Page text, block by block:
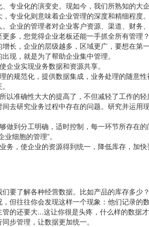
专业化的演变史。现如今，我们所熟知的大
专业化则意味着企业管理的深度和精细程度
企业的管理者对企业客户资源、渠道、财务
多，您觉得企业老板还能一手抓全所有管理
长，企业的层级越多，区域更广，要想在第
现，就是为了帮助企业集中管理。
企业实现业务数据和资源共享。
的规范化，提供数据集成，业务处理的随意
以准确性大大的提高了，不但减轻了工作的
去研究业务过程中存在的问题。研究并运用
做到分工明确，适时控制，每一环节所存在
细胞的管理”。
务，使企业的资源得到统一，降低库存，加
要了解各种经营数据。比如产品的库存多少
但往往你会发现这样一个现象：他们记录的
的还要大...这让你很是头疼，什么样的数据
步管理，让数据更加统一。